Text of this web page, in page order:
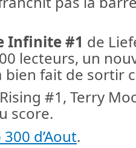
Infinite #1 de
lecteurs, un
bien fait de sortir
#1, Terry
score.
d’Aout.